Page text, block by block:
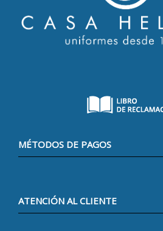
ATENCIÓN AL CLIENTE
MÉTODOS DE PAGOS